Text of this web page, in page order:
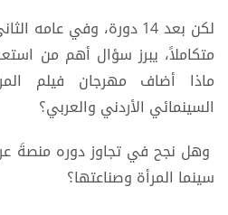
لكن بعد 14 دورة، وفي
متكاملاً، يبرز سؤال أهم من
ماذا أضاف مهرجان فيلم
السينمائي الأردني والعربي؟
وهل نجح في تجاوز دوره منصةَ
سينما المرأة وصناعتها؟